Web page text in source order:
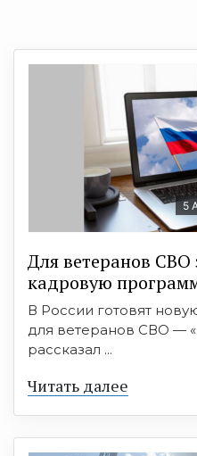
5
Для ветеранов СВО
кадровую
В России готовят
для ветеранов СВО —
рассказал ...
Читать далее